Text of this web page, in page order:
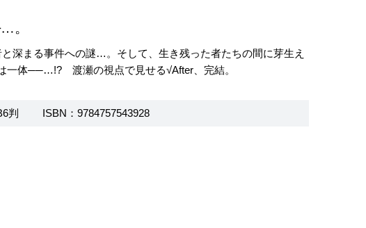
。
深まる事件への謎…。そして、生き残った者たちの間に芽生え
一体──…!? 渡瀬の視点で見せる√After、完結。
B6判 ISBN：9784757543928